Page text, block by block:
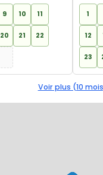
9 10 11
20 21 22
1
12
23
Voir plus (10